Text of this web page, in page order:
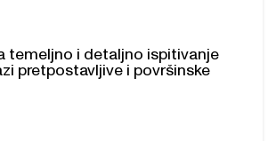
temeljno i detaljno ispitivanje
pretpostavljive i površinske